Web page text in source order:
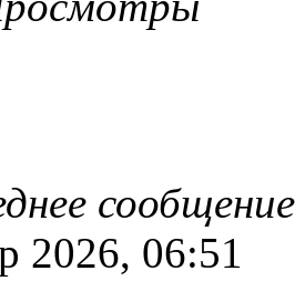
2026, 06:51